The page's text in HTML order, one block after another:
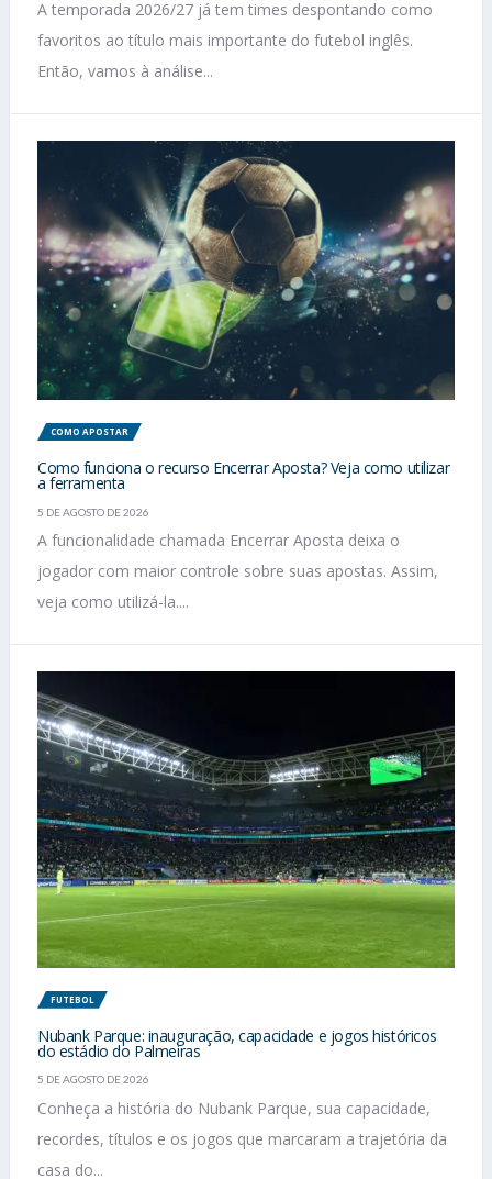
A temporada 2026/27 já tem times despontando como
favoritos ao título mais importante do futebol inglês.
Então, vamos à análise...
COMO APOSTAR
Como funciona o recurso Encerrar Aposta? Veja como utilizar
a ferramenta
5 DE AGOSTO DE 2026
A funcionalidade chamada Encerrar Aposta deixa o
jogador com maior controle sobre suas apostas. Assim,
veja como utilizá-la....
FUTEBOL
Nubank Parque: inauguração, capacidade e jogos históricos
do estádio do Palmeiras
5 DE AGOSTO DE 2026
Conheça a história do Nubank Parque, sua capacidade,
recordes, títulos e os jogos que marcaram a trajetória da
casa do...